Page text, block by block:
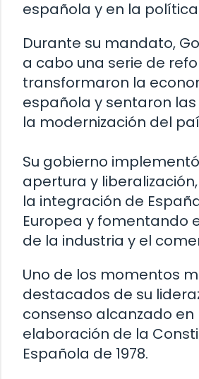
española y en la
Durante su mandato,
a cabo una serie de
transformaron la
española y sentaron
la modernización del
Su gobierno
apertura y
la integración de
Europea y fomentando
de la industria y el
Uno de los momentos
destacados de su
consenso alcanzado en
elaboración de la
Española de 1978.